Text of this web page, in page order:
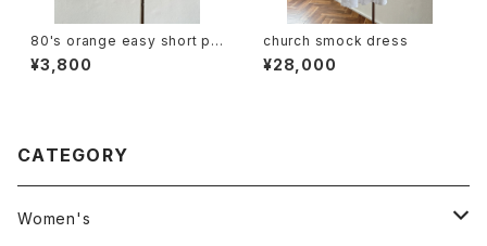
80's orange easy short pa
nts
¥3,800
church smock dress
¥28,000
CATEGORY
Women's